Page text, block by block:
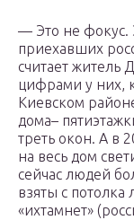
— Это не фокус.
приехавших
считает житель
цифрами у них,
Киевском
дома–
треть окон. А в
на весь дом
сейчас людей
взяты с
«ихтамнет»